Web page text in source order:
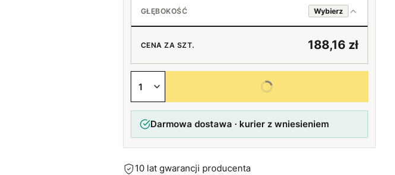
30 cm
31 cm +12,33 zł
32 cm
33 cm +19,43 zł
GŁĘBOKOŚĆ Wybierz
15 cm
16 cm
18 cm
CENA ZA SZT. 188,16 zł
Wybierz wszystkie opcje
Darmowa dostawa · kurier z wniesieniem
10 lat gwarancji producenta